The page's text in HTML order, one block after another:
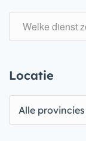
Locatie
Alle provincies